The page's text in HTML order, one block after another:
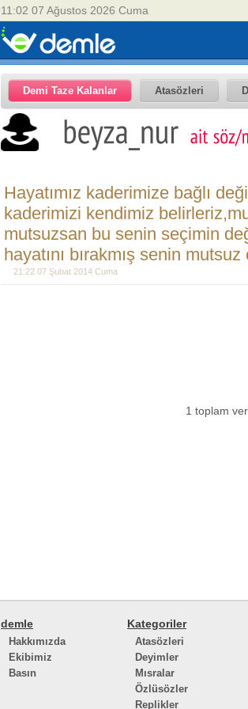
11:02 07 Ağustos 2026 Cuma
Demi Taze Kalanlar Atasözleri
Hayatımız kaderimize bağlı
kaderimizi kendimiz
mutsuzsan bu senin seçimin
hayatını bırakmış senin
21:22 07 Şubat 2014 Cuma
1 toplam
demle
Hakkımızda
Ekibimiz
Basın
Kategoriler
Atasözleri
Deyimler
Mısralar
Özlüsözler
Replikler